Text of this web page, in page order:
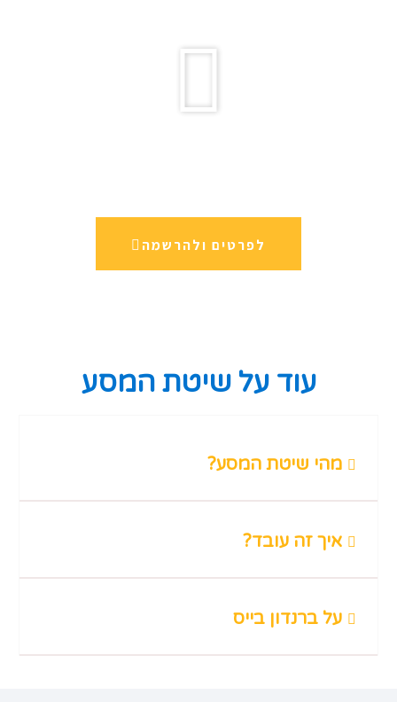
לפרטים ולהרשמה
עוד על שיטת המסע
מהי שיטת המסע?
איך זה עובד?
על ברנדון בייס